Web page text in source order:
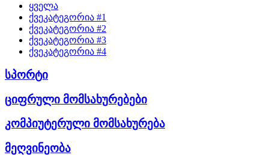
ყველა
ქვეკატეგორია #1
ქვეკატეგორია #2
ქვეკატეგორია #3
ქვეკატეგორია #4
სპორტი
ციფრული მომსახურებები
კომპიუტერული მომსახურება
მეღვინეობა